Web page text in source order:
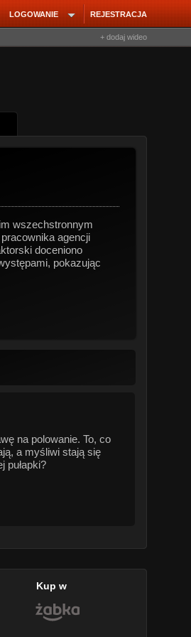
REJESTRACJA
LOGOWANIE
+ dodaj wideo
wszechstronnym
agencji
doceniono
pokazując
na polowanie. To, co
a myśliwi stają się
pułapki?
Kup w